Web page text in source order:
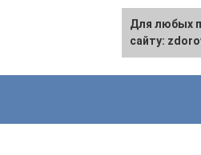
Для любых
сайту: